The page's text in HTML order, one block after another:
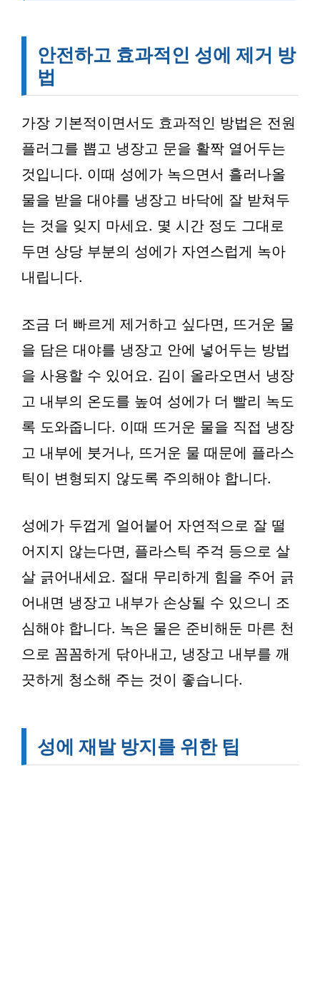
안전하고 효과적인 성에 제거 방
법
가장 기본적이면서도 효과적인 방법은 전원
플러그를 뽑고 냉장고 문을 활짝 열어두는
것입니다. 이때 성에가 녹으면서 흘러나올
물을 받을 대야를 냉장고 바닥에 잘 받쳐두
는 것을 잊지 마세요. 몇 시간 정도 그대로
두면 상당 부분의 성에가 자연스럽게 녹아
내립니다.
조금 더 빠르게 제거하고 싶다면, 뜨거운 물
을 담은 대야를 냉장고 안에 넣어두는 방법
을 사용할 수 있어요. 김이 올라오면서 냉장
고 내부의 온도를 높여 성에가 더 빨리 녹도
록 도와줍니다. 이때 뜨거운 물을 직접 냉장
고 내부에 붓거나, 뜨거운 물 때문에 플라스
틱이 변형되지 않도록 주의해야 합니다.
성에가 두껍게 얼어붙어 자연적으로 잘 떨
어지지 않는다면, 플라스틱 주걱 등으로 살
살 긁어내세요. 절대 무리하게 힘을 주어 긁
어내면 냉장고 내부가 손상될 수 있으니 조
심해야 합니다. 녹은 물은 준비해둔 마른 천
으로 꼼꼼하게 닦아내고, 냉장고 내부를 깨
끗하게 청소해 주는 것이 좋습니다.
성에 재발 방지를 위한 팁